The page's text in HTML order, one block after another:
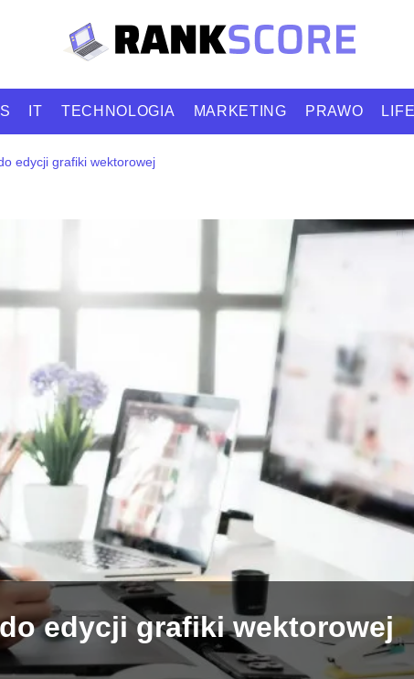
IT TECHNOLOGIA MARKETING PRAWO
edycji grafiki wektorowej
edycji grafiki wektorowej